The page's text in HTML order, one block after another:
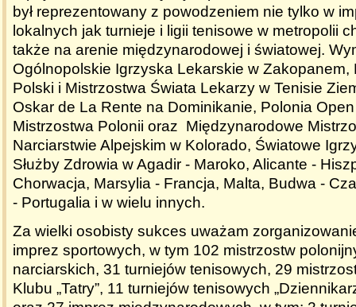
był reprezentowany z powodzeniem nie tylko w
lokalnych jak turnieje i ligii tenisowe w metropolii
także na arenie międzynarodowej i światowej.
Ogólnopolskie Igrzyska Lekarskie w Zakopanem,
Polski i Mistrzostwa Świata Lekarzy w Tenisie
Oskar de La Rente na Dominikanie, Polonia
Mistrzostwa Polonii oraz Międzynarodowe
Narciarstwie Alpejskim w Kolorado, Światowe
Służby Zdrowia w Agadir - Maroko, Alicante -
Chorwacja, Marsylia - Francja, Malta, Budwa -
- Portugalia i w wielu innych.
Za wielki osobisty sukces uważam
imprez sportowych, w tym 102 mistrzostw
narciarskich, 31 turniejów tenisowych, 29
Klubu „Tatry”, 11 turniejów tenisowych